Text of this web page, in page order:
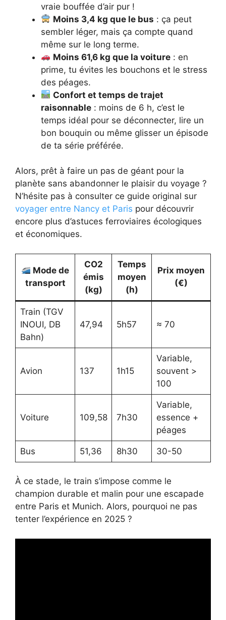
vraie bouffée d’air pur !
Moins 3,4 kg que le bus : ça peut
sembler léger, mais ça compte quand
même sur le long terme.
Moins 61,6 kg que la voiture : en
prime, tu évites les bouchons et le stress
des péages.
Confort et temps de trajet
raisonnable : moins de 6 h, c’est le
temps idéal pour se déconnecter, lire un
bon bouquin ou même glisser un épisode
de ta série préférée.
Alors, prêt à faire un pas de géant pour la
planète sans abandonner le plaisir du voyage ?
N’hésite pas à consulter ce guide original sur
voyager entre Nancy et Paris pour découvrir
encore plus d’astuces ferroviaires écologiques
et économiques.
Mode de
transport
CO2
émis
(kg)
Temps
moyen
(h)
Prix moyen
(€)
Train (TGV
INOUI, DB
Bahn)
47,94 5h57 ≈ 70
Avion 137 1h15
Variable,
souvent >
100
Voiture 109,58 7h30
Variable,
essence +
péages
Bus 51,36 8h30 30-50
À ce stade, le train s’impose comme le
champion durable et malin pour une escapade
entre Paris et Munich. Alors, pourquoi ne pas
tenter l’expérience en 2025 ?